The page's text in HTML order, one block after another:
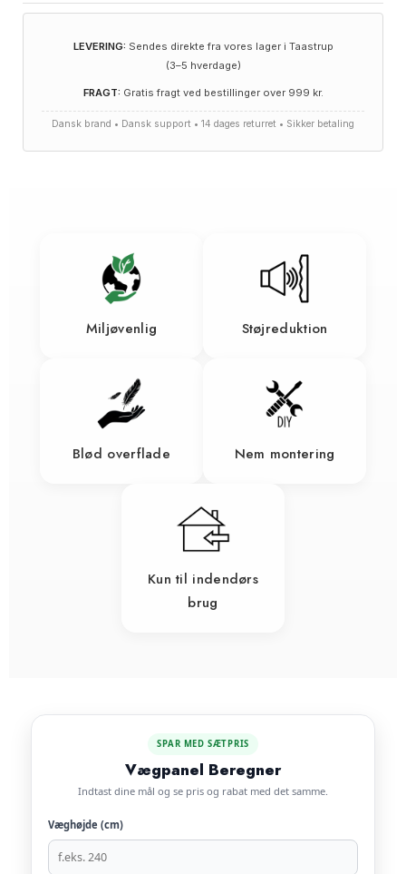
LEVERING: Sendes direkte fra vores lager i Taastrup
(3–5 hverdage)
FRAGT: Gratis fragt ved bestillinger over 999 kr.
Dansk brand • Dansk support • 14 dages returret • Sikker betaling
Miljøvenlig Støjreduktion
Blød overflade Nem montering
Kun til indendørs
brug
SPAR MED SÆTPRIS
Vægpanel Beregner
Indtast dine mål og se pris og rabat med det samme.
Væghøjde (cm)